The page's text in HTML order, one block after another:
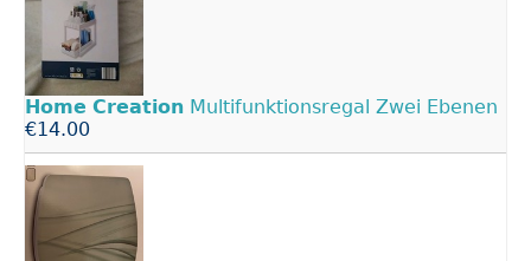
Home Creation Multifunktionsregal Zwei Ebenen
€14.00